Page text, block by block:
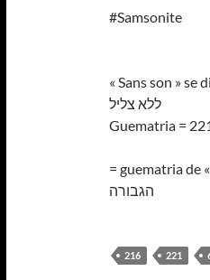
#Samsonite
« Sans son » se
ללא צליל
Guematria =
= guematria de
הגבורה
216 221